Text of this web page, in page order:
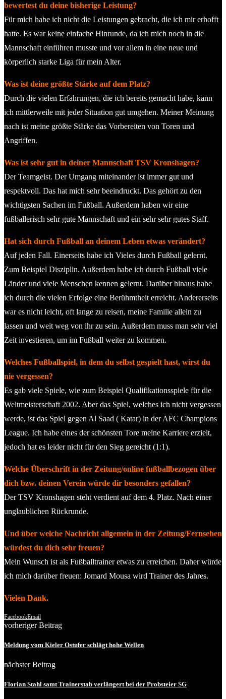
bewertest du deine bisherige Leistung?
Für mich habe ich nicht die Leistungen gebracht, die ich mir erhofft
hatte. Es war keine einfache Hinrunde, da ich mich noch in die
Mannschaft einführen musste und vor allem in eine neue und
körperlich starke Liga für mein Alter.
Was ist deine größte Stärke auf dem Platz?
Durch die vielen Erfahrungen, die ich bereits gemacht habe, kann
ich mittlerweile mit jeder Situation gut umgehen. Meiner Meinung
nach ist meine größte Stärke das Vorbereiten von Toren und
Angriffen.
Was ist sehr gut in deiner Mannschaft TSV Kronshagen?
Der Teamgeist. Der Umgang miteinander ist immer gut und
respektvoll. Das hat mich sehr beeindruckt. Das gehört zu den
wichtigsten Sachen im Fußball. Außerdem haben wir eine
fußballerisch sehr gute Mannschaft und ein sehr sehr gutes Staff.
Hat sich durch Fußball an deinem Leben etwas verändert?
Auf jeden Fall. Einerseits habe ich Vieles durch Fußball gelernt.
Zum Beispiel Disziplin. Außerdem habe ich durch Fußball viele
Länder und viele Menschen kennen gelernt. Darüber hinaus habe
ich durch die vielen Erfolge eine Berühmtheit erreicht. Andererseits
war es nicht leicht, oft lange zu reisen, meine Familie allein zu
lassen und weit weg von ihr zu sein. Außerdem muss man sehr viel
Zeit investieren, um im Fußball weiter zu kommen.
Welches Fußballspiel, in dem du selbst gespielt hast, wirst du
nie vergessen?
Es gab viele Spiele, wie zum Beispiel Qualifikationsspiele für die
Weltmeisterschaft 2002. Aber das Spiel, welches ich nicht vergessen
werde, ist das Spiel gegen Al Saad ( Katar) in der AFC Champions
League. Ich habe eines der schönsten Tore meine Karriere erzielt,
jedoch hat es leider nicht für den Sieg gereicht (1:1).
Welche Überschrift in der Zeitung/online fußballbezogen über
dich bzw. deinen Verein würde dir besonders gefallen?
Der TSV Kronshagen steht verdient auf dem 4. Platz. Nach einer
unglaublichen Rückrunde.
Und über welche Nachricht allgemein in der Zeitung/Fernsehen
würdest du dich sehr freuen?
Mein Wunsch ist als Fußballtrainer etwas zu erreichen. Daher würde
ich mich darüber freuen: Jomard Mousa wird Trainer des Jahres.
Vielen Dank.
FacebookEmail
vorheriger Beitrag
Meldung vom Kieler Ostufer schlägt hohe Wellen
nächster Beitrag
Florian Stahl samt Trainerstab verlängert bei der Probsteier SG